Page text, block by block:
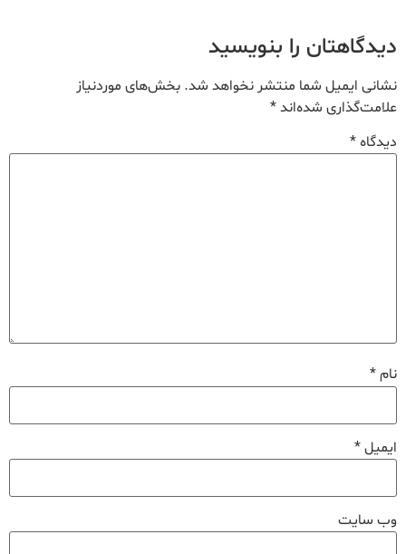
دیدگاهتان را بنویسید
نشانی ایمیل شما منتشر نخواهد شد. بخش‌های موردنیاز
علامت‌گذاری شده‌اند*
دیدگاه*
نام*
ایمیل*
وب‌ سایت